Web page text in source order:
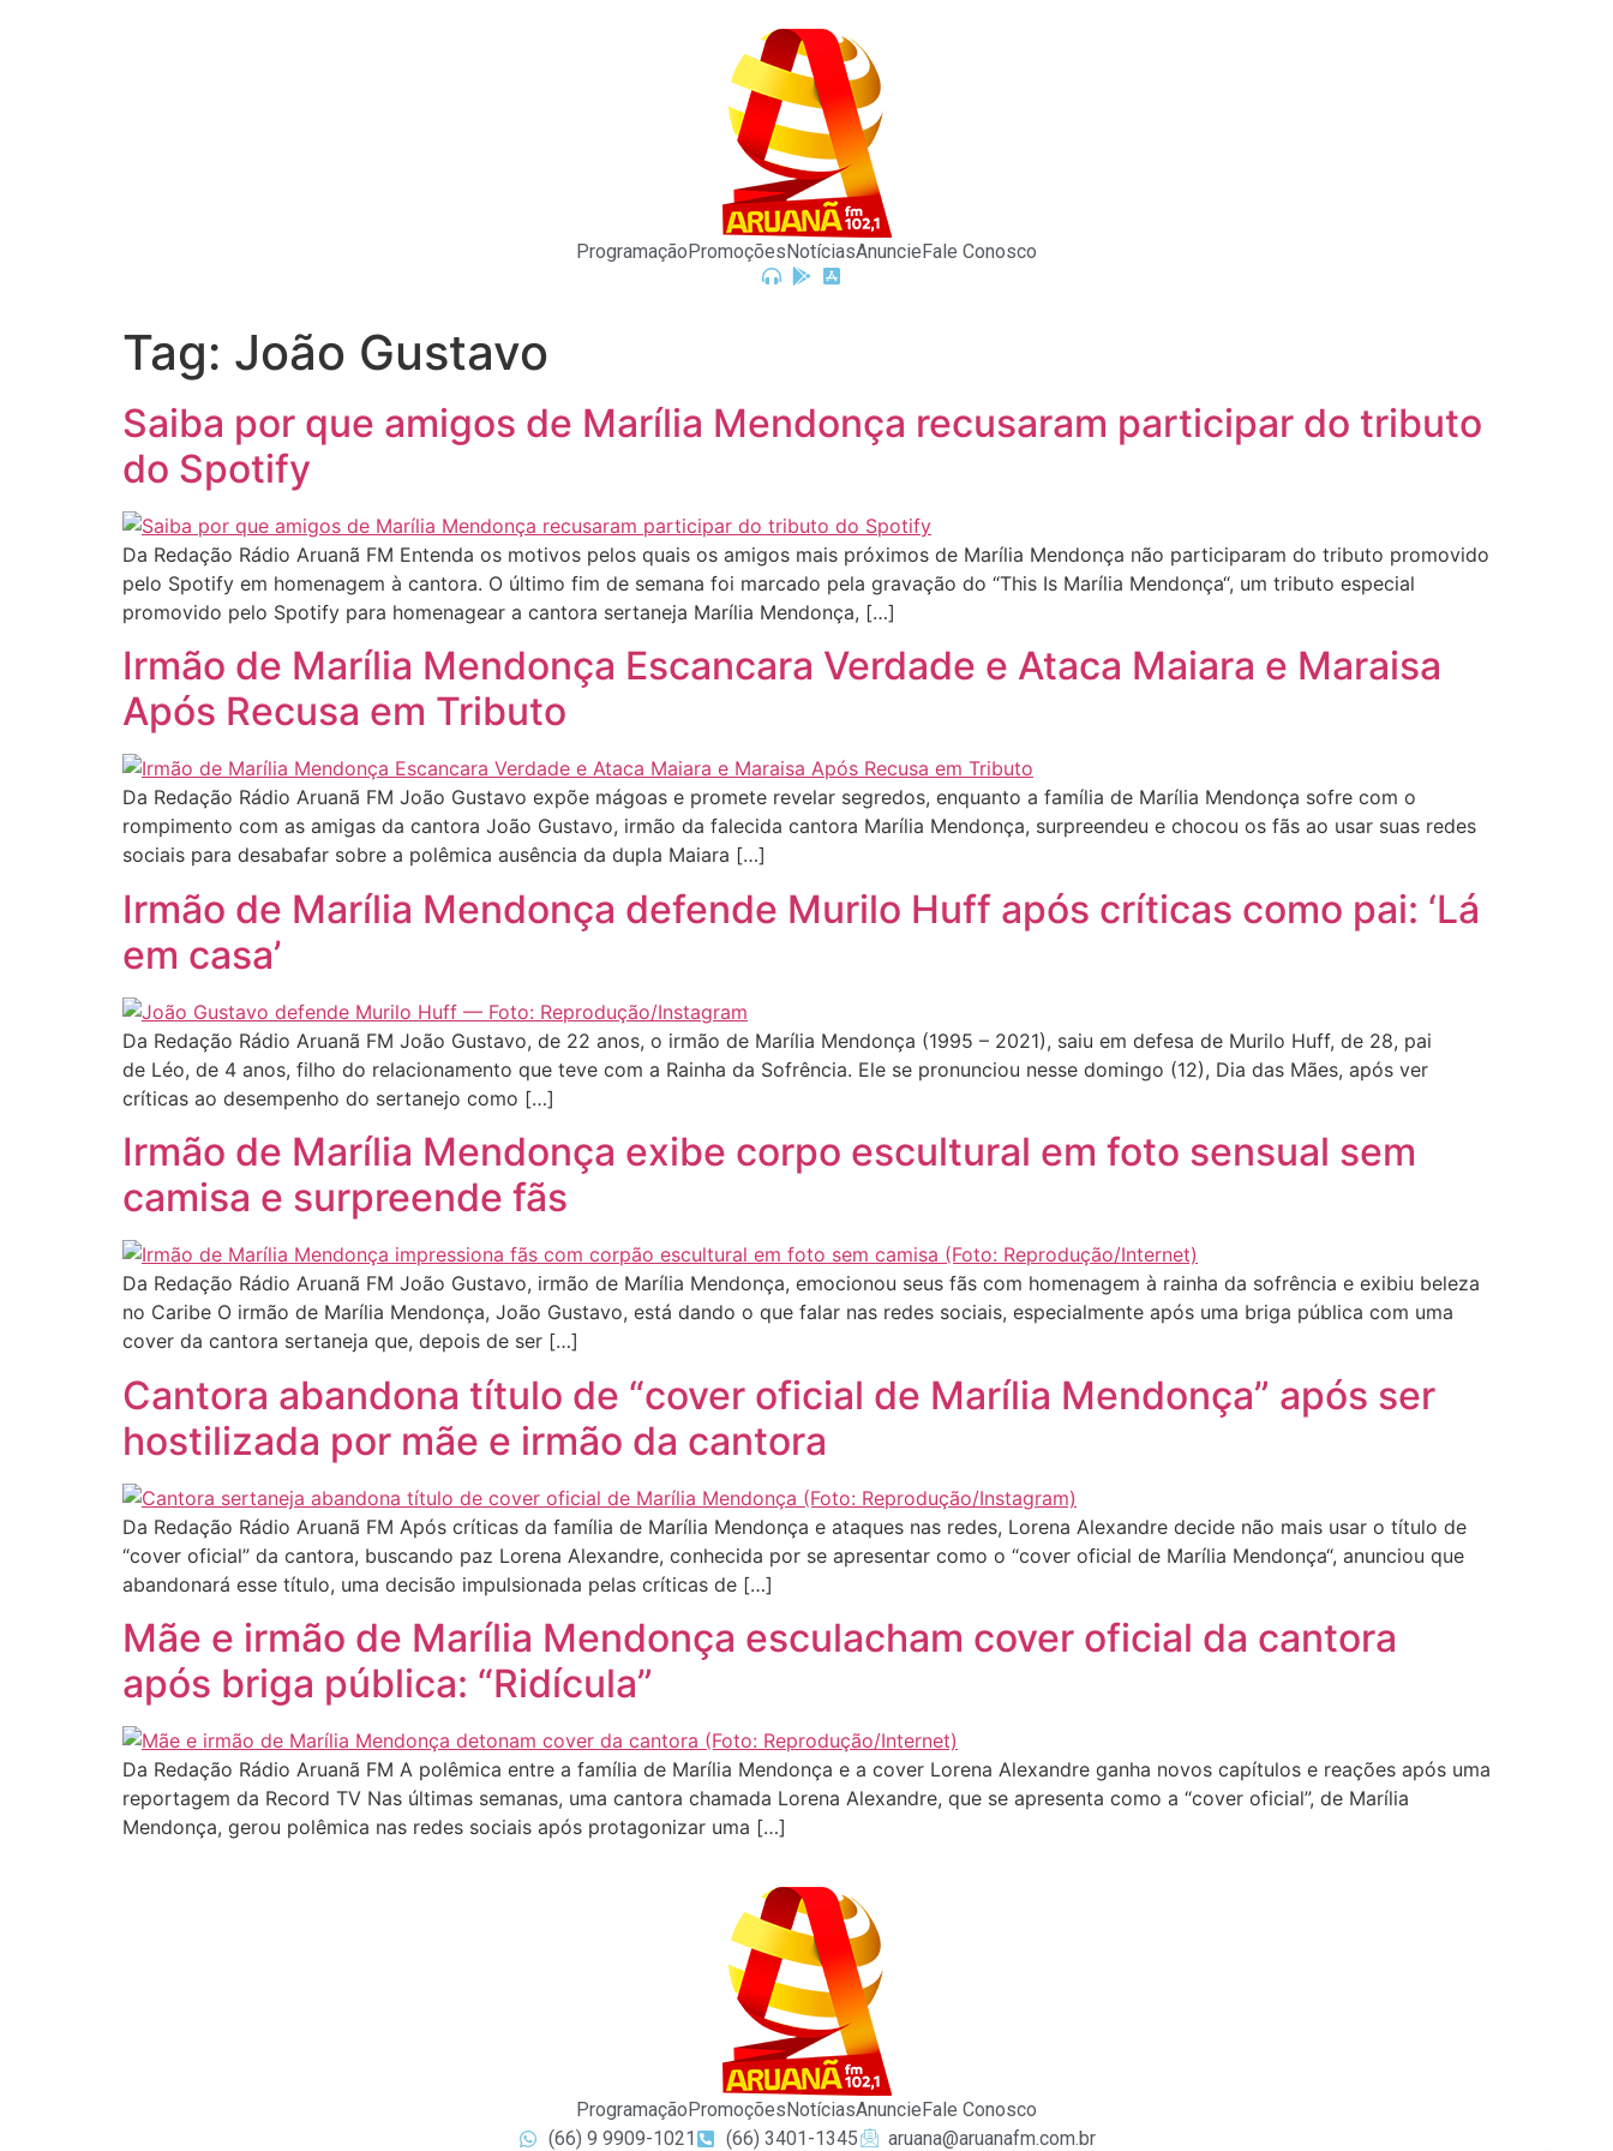
ProgramaçãoPromoçõesNotíciasAnuncieFale Conosco
Tag: João Gustavo
Saiba por que amigos de Marília Mendonça recusaram participar do tributo
do Spotify
Da Redação Rádio Aruanã FM Entenda os motivos pelos quais os amigos mais próximos de Marília Mendonça não participaram do tributo promovido
pelo Spotify em homenagem à cantora. O último fim de semana foi marcado pela gravação do “This Is Marília Mendonça“, um tributo especial
promovido pelo Spotify para homenagear a cantora sertaneja Marília Mendonça, […]
Irmão de Marília Mendonça Escancara Verdade e Ataca Maiara e Maraisa
Após Recusa em Tributo
Da Redação Rádio Aruanã FM João Gustavo expõe mágoas e promete revelar segredos, enquanto a família de Marília Mendonça sofre com o
rompimento com as amigas da cantora João Gustavo, irmão da falecida cantora Marília Mendonça, surpreendeu e chocou os fãs ao usar suas redes
sociais para desabafar sobre a polêmica ausência da dupla Maiara […]
Irmão de Marília Mendonça defende Murilo Huff após críticas como pai: ‘Lá
em casa’
Da Redação Rádio Aruanã FM João Gustavo, de 22 anos, o irmão de Marília Mendonça (1995 – 2021), saiu em defesa de Murilo Huff, de 28, pai
de Léo, de 4 anos, filho do relacionamento que teve com a Rainha da Sofrência. Ele se pronunciou nesse domingo (12), Dia das Mães, após ver
críticas ao desempenho do sertanejo como […]
Irmão de Marília Mendonça exibe corpo escultural em foto sensual sem
camisa e surpreende fãs
Da Redação Rádio Aruanã FM João Gustavo, irmão de Marília Mendonça, emocionou seus fãs com homenagem à rainha da sofrência e exibiu beleza
no Caribe O irmão de Marília Mendonça, João Gustavo, está dando o que falar nas redes sociais, especialmente após uma briga pública com uma
cover da cantora sertaneja que, depois de ser […]
Cantora abandona título de “cover oficial de Marília Mendonça” após ser
hostilizada por mãe e irmão da cantora
Da Redação Rádio Aruanã FM Após críticas da família de Marília Mendonça e ataques nas redes, Lorena Alexandre decide não mais usar o título de
“cover oficial” da cantora, buscando paz Lorena Alexandre, conhecida por se apresentar como o “cover oficial de Marília Mendonça“, anunciou que
abandonará esse título, uma decisão impulsionada pelas críticas de […]
Mãe e irmão de Marília Mendonça esculacham cover oficial da cantora
após briga pública: “Ridícula”
Da Redação Rádio Aruanã FM A polêmica entre a família de Marília Mendonça e a cover Lorena Alexandre ganha novos capítulos e reações após uma
reportagem da Record TV Nas últimas semanas, uma cantora chamada Lorena Alexandre, que se apresenta como a “cover oficial”, de Marília
Mendonça, gerou polêmica nas redes sociais após protagonizar uma […]
Programação Promoções NotíciasAnuncie Fale Conosco
(66) 9 9909-1021
(66) 3401-1345 aruana@aruanafm.com.br